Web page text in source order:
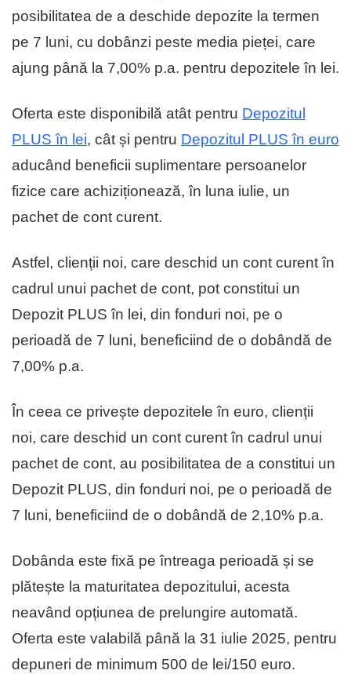
posibilitatea de a deschide depozite la termen
pe 7 luni, cu dobânzi peste media pieței, care
ajung până la 7,00% p.a. pentru depozitele în lei.
Oferta este disponibilă atât pentru Depozitul
PLUS în lei, cât și pentru Depozitul PLUS în euro
aducând beneficii suplimentare persoanelor
fizice care achiziționează, în luna iulie, un
pachet de cont curent.
Astfel, clienții noi, care deschid un cont curent în
cadrul unui pachet de cont, pot constitui un
Depozit PLUS în lei, din fonduri noi, pe o
perioadă de 7 luni, beneficiind de o dobândă de
7,00% p.a.
În ceea ce privește depozitele în euro, clienții
noi, care deschid un cont curent în cadrul unui
pachet de cont, au posibilitatea de a constitui un
Depozit PLUS, din fonduri noi, pe o perioadă de
7 luni, beneficiind de o dobândă de 2,10% p.a.
Dobânda este fixă pe întreaga perioadă și se
plătește la maturitatea depozitului, acesta
neavând opțiunea de prelungire automată.
Oferta este valabilă până la 31 iulie 2025, pentru
depuneri de minimum 500 de lei/150 euro.